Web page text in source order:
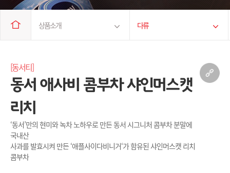
상품소개
브랜드 소개
채용정보
다류
음료류
커피류
[동서티]
동서 애사비 콤부차 샤인머스캣
리치
‘동서’만의 현미와 녹차 노하우로 만든 동서 시그니처 콤부차 분말에
국내산
사과를 발효시켜 만든 ‘애플사이다비니거‘가 함유된 샤인머스캣 리치